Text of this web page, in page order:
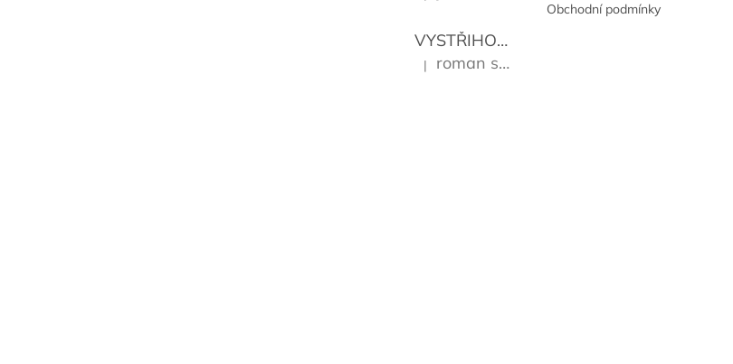
VYSTŘIHOVÁNKY - PRAŽSKÉ PAMÁTKY
Hodnocení produktu je 5 z 5 hvězdiček.
| roman sekanina
Obchodní podmínky